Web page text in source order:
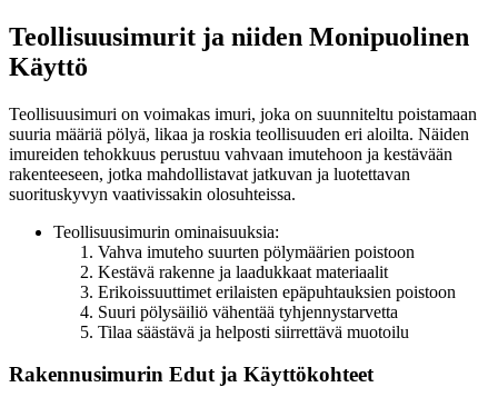
Teollisuusimurit ja niiden Monipuolinen
Käyttö
Teollisuusimuri on voimakas imuri, joka on suunniteltu poistamaan
suuria määriä pölyä, likaa ja roskia teollisuuden eri aloilta. Näiden
imureiden tehokkuus perustuu vahvaan imutehoon ja kestävään
rakenteeseen, jotka mahdollistavat jatkuvan ja luotettavan
suorituskyvyn vaativissakin olosuhteissa.
Teollisuusimurin ominaisuuksia:
Vahva imuteho suurten pölymäärien poistoon
Kestävä rakenne ja laadukkaat materiaalit
Erikoissuuttimet erilaisten epäpuhtauksien poistoon
Suuri pölysäiliö vähentää tyhjennystarvetta
Tilaa säästävä ja helposti siirrettävä muotoilu
Rakennusimurin Edut ja Käyttökohteet